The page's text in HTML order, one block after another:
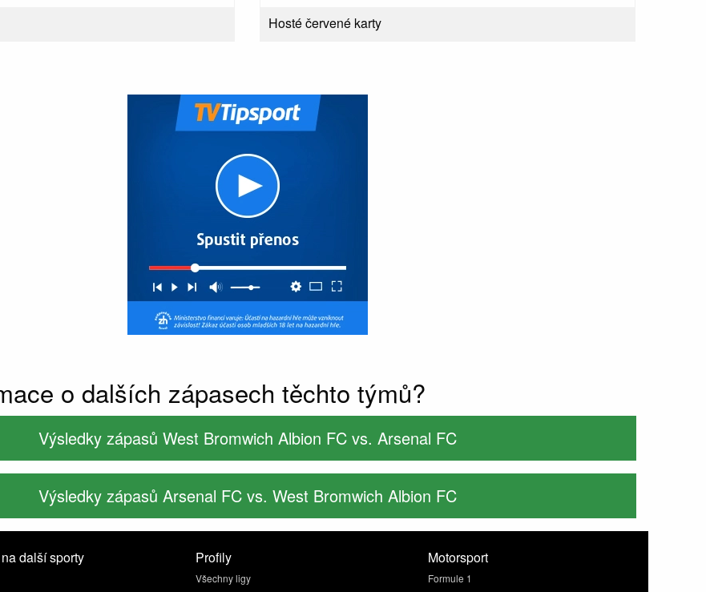
Hosté červené karty
o dalších zápasech těchto týmů?
Výsledky zápasů West Bromwich Albion FC vs. Arsenal FC
Výsledky zápasů Arsenal FC vs. West Bromwich Albion FC
další sporty Profily
Všechny ligy
Motorsport
Formule 1